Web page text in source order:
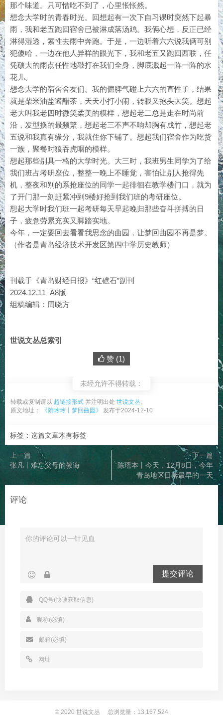
那个味道。只可惜吃不到了，心里怅怅然。
想念大学时的青春时光。回想起有一次下自习课时突然下起暴
雨，我和老五跑回宿舍已被淋成落汤鸡。我俩心想，反正已经
淋得湿透，索性去雨中奔跑。于是，一边听着六六说我俩可别
犯傻哈，一边在他人异样的眼光下，我和老五又跑回西联，任
凭硕大的雨点任性地敲打在我们全身，脚底溅起一阵一阵的水
花儿。
想念大学的宿舍舍友们。我的倔脾气碰上六六的直性子，结果
就是柴米油盐酱醋茶，天天小打小闹，转眼又抱头大笑。想起
老大叫我老四时微笑柔美的模样，想起老二总是走在时尚前
沿，发型换的最频繁，想起老三不声不响却胸有成竹，想起老
五说和我真有缘分，我就住你下铺了。想起我们宿舍作为吃货
一族，聚餐时狼吞虎咽的模样。
想起那些别具一格的大学时光。大三时，我班男生同学为了给
我们班占考研座位，整整一晚上不睡觉，害怕让别人抢得先
机，整夜和别的系抢座位的同学一起徘徊在教学楼门口，就为
了开门那一刻赶紧冲到9楼好抢到我们班的考研座位。
想起大学时我们班一起考研每天早起晚归那些奋斗拼搏的日
子，疲惫劳累充实又脚踏实地。
今年，一定要回去看看我思念的曲园，让梦回曲园不再是梦。
（作者是青岛经济技术开发区第四中学历史教师）
刊载于《青岛财经日报》“红礁石”副刊
2024.12.11 A8版
组稿编辑：周晓方
世说文丛总索引
赞 (1)
未经允许不得转载：
转载或复制请以 超链接形式 并注明出处 世说文丛。
原文地址：
《隋玲玲丨梦回曲园》 发布于2024-12-10
标签：这篇文章木有标签
上一篇
张凡丨难忘父母的教诲
下一篇
陈瑶本丨今天，12月8日，今年
青岛地区日落最早的一天
评论
提交评论
© 2020 世说文丛 总浏览量：13,167,524